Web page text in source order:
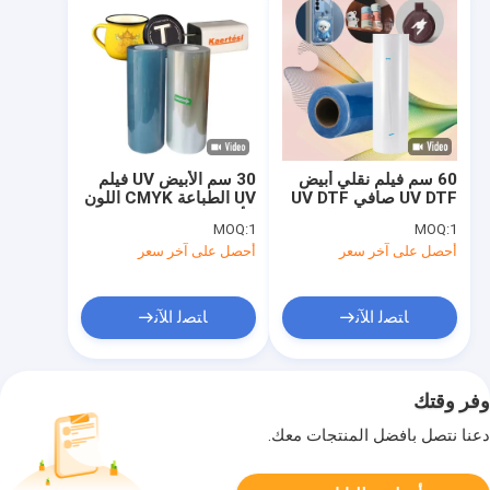
30 سم الأبيض UV فيلم
UV الطباعة CMYK اللون
المعدن الأكريليك
MOQ:1
أحصل على آخر سعر
ﺎﺘﺼﻟ ﺍﻶﻧ
60 سم فيلم نقلي أبيض
UV DTF صافي UV DTF
الزجاجة الخشبية
MOQ:1
أحصل على آخر سعر
ﺎﺘﺼﻟ ﺍﻶﻧ
وفر وقتك
دعنا نتصل بأفضل المنتجات معك.